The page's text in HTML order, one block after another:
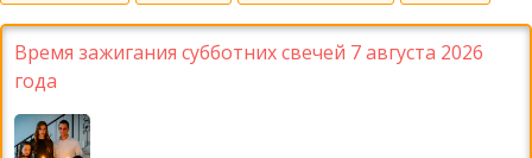
Время зажигания субботних свечей 7 августа 2026
года